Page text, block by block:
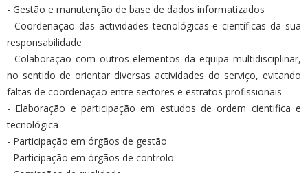
- Gestão e manutenção de base de dados informatizados
- Coordenação das actividades tecnológicas e científicas da sua
responsabilidade
- Colaboração com outros elementos da equipa multidisciplinar,
no sentido de orientar diversas actividades do serviço, evitando
faltas de coordenação entre sectores e estratos profissionais
- Elaboração e participação em estudos de ordem cientifica e
tecnológica
- Participação em órgãos de gestão
- Participação em órgãos de controlo: